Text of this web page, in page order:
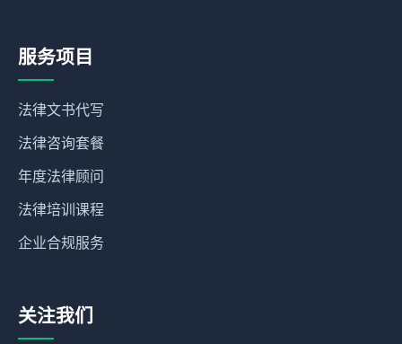
服务项目
法律文书代写
法律咨询套餐
年度法律顾问
法律培训课程
企业合规服务
关注我们